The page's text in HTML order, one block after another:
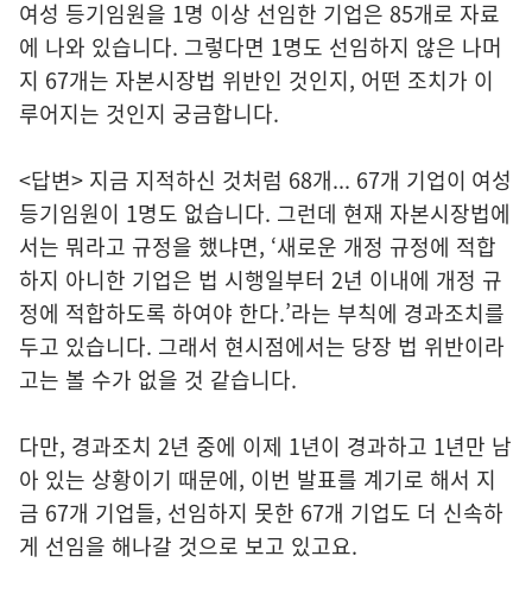
여성 등기임원을 1명 이상 선임한 기업은 85개로 자료
에 나와 있습니다. 그렇다면 1명도 선임하지 않은 나머
지 67개는 자본시장법 위반인 것인지, 어떤 조치가 이
루어지는 것인지 궁금합니다.
<답변> 지금 지적하신 것처럼 68개... 67개 기업이 여성
등기임원이 1명도 없습니다. 그런데 현재 자본시장법에
서는 뭐라고 규정을 했냐면, ‘새로운 개정 규정에 적합
하지 아니한 기업은 법 시행일부터 2년 이내에 개정 규
정에 적합하도록 하여야 한다.’라는 부칙에 경과조치를
두고 있습니다. 그래서 현시점에서는 당장 법 위반이라
고는 볼 수가 없을 것 같습니다.
다만, 경과조치 2년 중에 이제 1년이 경과하고 1년만 남
아 있는 상황이기 때문에, 이번 발표를 계기로 해서 지
금 67개 기업들, 선임하지 못한 67개 기업도 더 신속하
게 선임을 해나갈 것으로 보고 있고요.